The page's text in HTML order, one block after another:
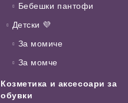
Бебешки пантофи
Детски 💜
За момиче
За момче
Козметика и аксесоари за
обувки